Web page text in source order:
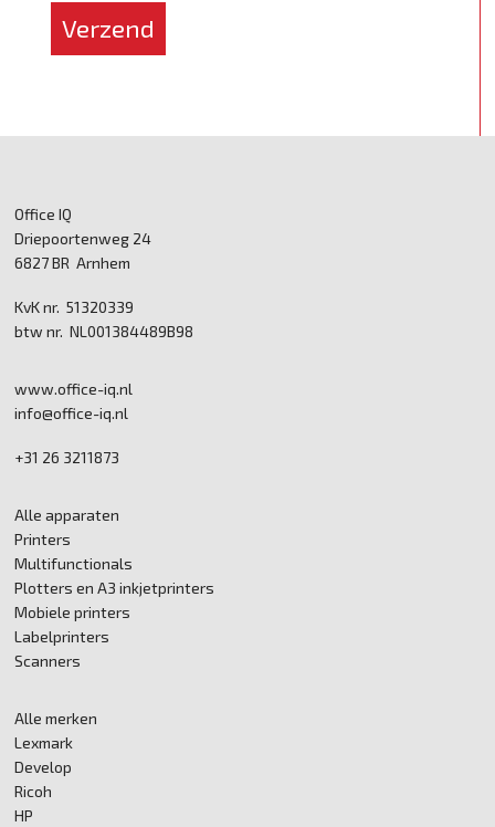
Verzend
Office IQ
Driepoortenweg 24
6827 BR Arnhem
KvK nr. 51320339
btw nr. NL001384489B98
www.office-iq.nl
info@office-iq.nl
+31 26 3211873
Alle apparaten
Printers
Multifunctionals
Plotters en A3 inkjetprinters
Mobiele printers
Labelprinters
Scanners
Alle merken
Lexmark
Develop
Ricoh
HP